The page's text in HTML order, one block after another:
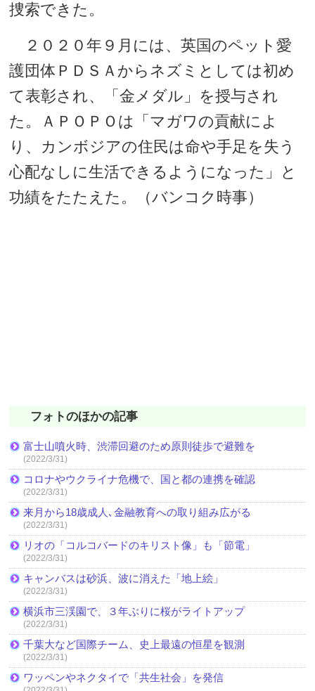
捜索できた。
２０２０年９月には、英国のペット愛
護団体ＰＤＳＡからネズミとしては初め
て表彰され、「金メダル」を授与され
た。ＡＰＯＰＯは「マガワの貢献によ
り、カンボジアの住民は命や手足を失う
心配なしに生活できるようになった」と
功績をたたえた。（バンコク時事）
フォトのほかの記事
富士山噴火時、渋滞回避のため原則徒歩で避難を
(2022/3/31)
コロナやウクライナ危機で、国と都の連携を確認
(2022/3/31)
来月から18歳成人､金融教育への取り組み広がる
(2022/3/31)
リオの「コルコバードのキリスト像」も「節電」
(2022/3/31)
キャンバスは砂浜、波に消えた「地上絵」
(2022/3/31)
横浜市三渓園で、３年ぶりに桜がライトアップ
(2022/3/31)
千葉大など国際チーム、史上最遠の恒星を観測
(2022/3/31)
ワッペンやネクタイで「共生社会」を発信